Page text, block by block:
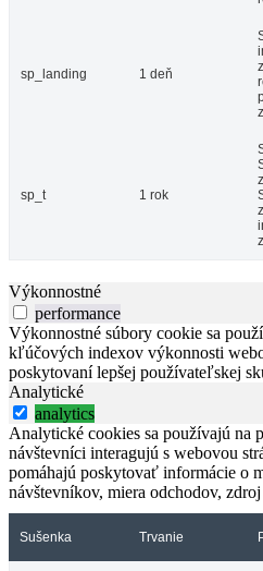
sp_landing 1 deň
sp_t 1 rok
Výkonnostné
performance
Výkonnostné súbory cookie sa
kľúčových indexov výkonnosti
poskytovaní lepšej používateľskej
Analytické
analytics
Analytické cookies sa používajú na
návštevníci interagujú s webovou
pomáhajú poskytovať informácie o
návštevníkov, miera odchodov,
Sušenka Trvanie